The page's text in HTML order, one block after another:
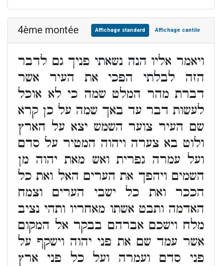
4ème montée Affichage standard Affichage cantile
ויאמר אליו הנה נשאתי פניך גם לדבר
הזה לבלתי הפכי את העיר אשר
דברת מהר המלט שמה כי לא אוכל
לעשות דבר עד באך שמה על כן קרא
שם העיר צוער השמש יצא על הארץ
ולוט בא צערה ויהוה המטיר על סדם
ועל עמרה גפרית ואש מאת יהוה מן
השמים ויהפך את הערים האל ואת כל
הככר ואת כל ישבי הערים וצמח
האדמה ותבט אשתו מאחריו ותהי נציב
מלח וישכם אברהם בבקר אל המקום
אשר עמד שם את פני יהוה וישקף על
פני סדם ועמרה ועל כל פני ארץ